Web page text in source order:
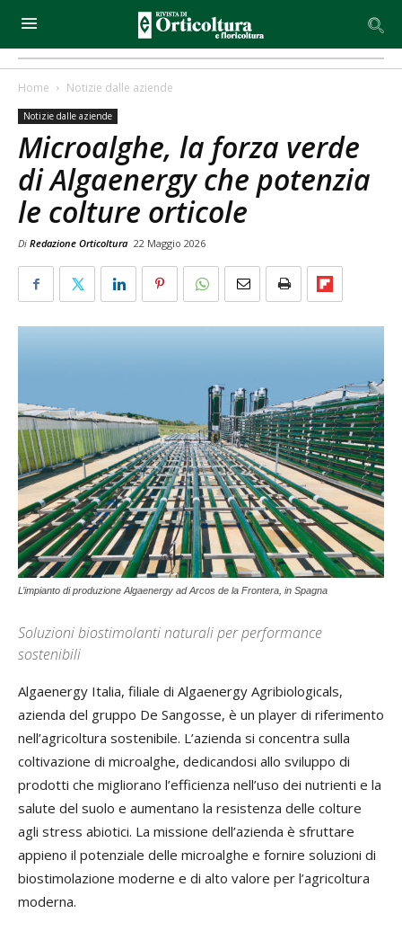
Home Notizie dalle aziende
Notizie dalle aziende
Microalghe, la forza verde
di Algaenergy che potenzia
le colture orticole
Di Redazione Orticoltura 22 Maggio 2026
L’impianto di produzione Algaenergy ad Arcos de la Frontera, in Spagna
Soluzioni biostimolanti naturali per performance
sostenibili
Algaenergy Italia, filiale di Algaenergy Agribiologicals,
azienda del gruppo De Sangosse, è un player di riferimento
nell’agricoltura sostenibile. L’azienda si concentra sulla
coltivazione di microalghe, dedicandosi allo sviluppo di
prodotti che migliorano l’efficienza nell’uso dei nutrienti e la
salute del suolo e aumentano la resistenza delle colture
agli stress abiotici. La missione dell’azienda è sfruttare
appieno il potenziale delle microalghe e fornire soluzioni di
biostimolazione moderne e di alto valore per l’agricoltura
moderna.